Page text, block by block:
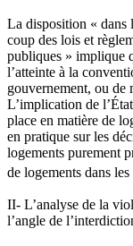
La disposition « dans
coup des lois et
publiques » implique
l’atteinte à la
gouvernement, ou de
L’implication de
place en matière de
en pratique sur les
logements purement
de logements dans
II- L’analyse de la
l’angle de